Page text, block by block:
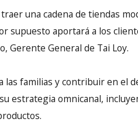
una cadena de tiendas
supuesto aportará a los
Gerente General de Tai Loy.
las familias y contribuir en el
estrategia omnicanal,